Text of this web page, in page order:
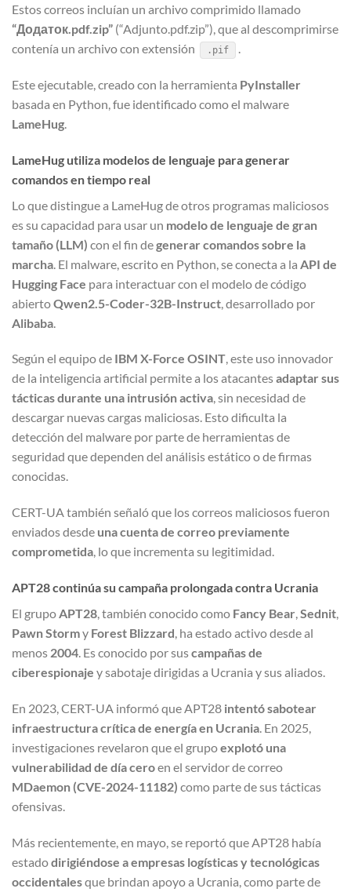
Estos correos incluían un archivo comprimido llamado
“Додаток.pdf.zip” (“Adjunto.pdf.zip”), que al descomprimirse
contenía un archivo con extensión
.pif .
Este ejecutable, creado con la herramienta PyInstaller
basada en Python, fue identificado como el malware
LameHug
LameHug utiliza modelos de lenguaje para generar
comandos en tiempo real
Lo que distingue a LameHug de otros programas maliciosos
es su capacidad para usar un modelo de lenguaje de gran
tamaño (LLM) con el fin degenerar comandos sobre la
marcha . El malware, escrito en Python, se conecta a la API de
Hugging Face para interactuar con el modelo de código
abiertoQwen2.5-Coder-32B-Instruct , desarrollado por
Alibaba
Según el equipo de IBM X-Force OSINT, este uso innovador
de la inteligencia artificial permite a los atacantesadaptar sus
tácticas durante una intrusión activa, sin necesidad de
descargar nuevas cargas maliciosas. Esto dificulta la
detección del malware por parte de herramientas de
seguridad que dependen del análisis estático o de firmas
conocidas.
CERT-UA también señaló que los correos maliciosos fueron
enviados desde una cuenta de correo previamente
comprometida, lo que incrementa su legitimidad.
APT28 continúa su campaña prolongada contra Ucrania
El grupoAPT28, también conocido como Fancy Bear,Sednit,
Pawn Stormy Forest Blizzard, ha estado activo desde al
menos 2004. Es conocido por suscampañas de
ciberespionaje y sabotaje dirigidas a Ucrania y sus aliados.
En 2023, CERT-UA informó que APT28 intentó sabotear
infraestructura crítica de energía en Ucrania . En 2025,
investigaciones revelaron que el grupoexplotó una
vulnerabilidad de día ceroen el servidor de correo
MDaemon (CVE-2024-11182) como parte de sus tácticas
ofensivas.
Más recientemente, en mayo, se reportó que APT28 había
estadodirigiéndose a empresas logísticas y tecnológicas
occidentalesque brindan apoyo a Ucrania, como parte de